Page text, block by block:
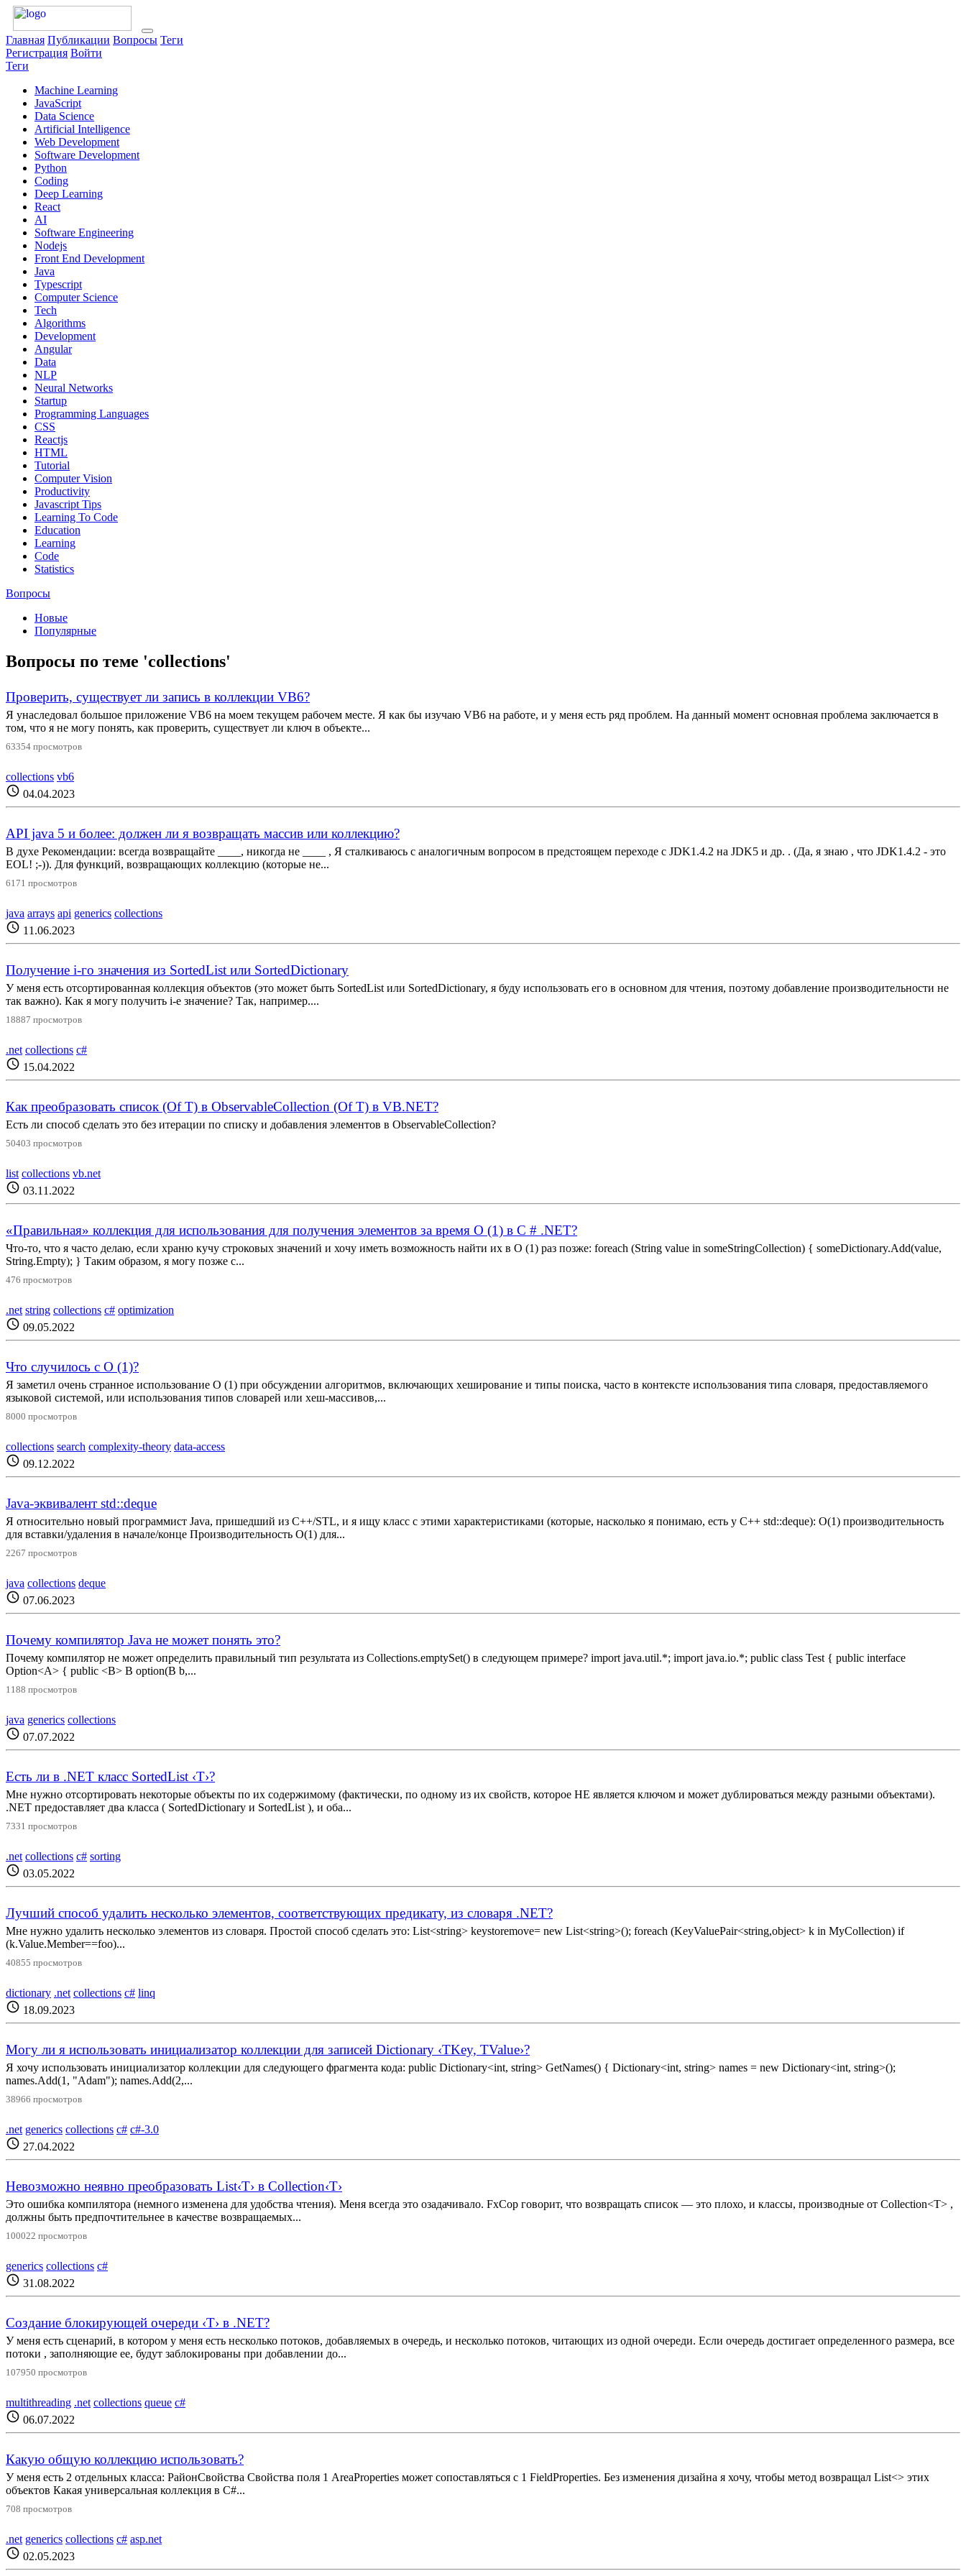
Главная Публикации Вопросы Теги
Регистрация Войти
Теги
Machine Learning
JavaScript
Data Science
Artificial Intelligence
Web Development
Software Development
Python
Coding
Deep Learning
React
AI
Software Engineering
Nodejs
Front End Development
Java
Typescript
Computer Science
Tech
Algorithms
Development
Angular
Data
NLP
Neural Networks
Startup
Programming Languages
CSS
Reactjs
HTML
Tutorial
Computer Vision
Productivity
Javascript Tips
Learning To Code
Education
Learning
Code
Statistics
Вопросы
Новые
Популярные
Вопросы по теме 'collections'
Проверить, существует ли запись в коллекции VB6?
Я унаследовал большое приложение VB6 на моем текущем рабочем месте. Я как бы изучаю VB6 на работе, и у меня есть ряд проблем. На данный момент основная проблема заключается в
том, что я не могу понять, как проверить, существует ли ключ в объекте...
63354 просмотров
collections vb6
schedule 04.04.2023
API java 5 и более: должен ли я возвращать массив или коллекцию?
В духе Рекомендации: всегда возвращайте ____, никогда не ____ , Я сталкиваюсь с аналогичным вопросом в предстоящем переходе с JDK1.4.2 на JDK5 и др. . (Да, я знаю , что JDK1.4.2 - это
EOL! ;-)). Для функций, возвращающих коллекцию (которые не...
6171 просмотров
java arrays api generics collections
schedule 11.06.2023
Получение i-го значения из SortedList или SortedDictionary
У меня есть отсортированная коллекция объектов (это может быть SortedList или SortedDictionary, я буду использовать его в основном для чтения, поэтому добавление производительности не
так важно). Как я могу получить i-е значение? Так, например....
18887 просмотров
.net collections c#
schedule 15.04.2022
Как преобразовать список (Of T) в ObservableCollection (Of T) в VB.NET?
Есть ли способ сделать это без итерации по списку и добавления элементов в ObservableCollection?
50403 просмотров
list collections vb.net
schedule 03.11.2022
«Правильная» коллекция для использования для получения элементов за время O (1) в C # .NET?
Что-то, что я часто делаю, если храню кучу строковых значений и хочу иметь возможность найти их в O (1) раз позже: foreach (String value in someStringCollection) { someDictionary.Add(value,
String.Empty); } Таким образом, я могу позже с...
476 просмотров
.net string collections c# optimization
schedule 09.05.2022
Что случилось с O (1)?
Я заметил очень странное использование O (1) при обсуждении алгоритмов, включающих хеширование и типы поиска, часто в контексте использования типа словаря, предоставляемого
языковой системой, или использования типов словарей или хеш-массивов,...
8000 просмотров
collections search complexity-theory data-access
schedule 09.12.2022
Java-эквивалент std::deque
Я относительно новый программист Java, пришедший из С++/STL, и я ищу класс с этими характеристиками (которые, насколько я понимаю, есть у С++ std::deque): O(1) производительность
для вставки/удаления в начале/конце Производительность O(1) для...
2267 просмотров
java collections deque
schedule 07.06.2023
Почему компилятор Java не может понять это?
Почему компилятор не может определить правильный тип результата из Collections.emptySet() в следующем примере? import java.util.*; import java.io.*; public class Test { public interface
Option<A> { public <B> B option(B b,...
1188 просмотров
java generics collections
schedule 07.07.2022
Есть ли в .NET класс SortedList ‹T›?
Мне нужно отсортировать некоторые объекты по их содержимому (фактически, по одному из их свойств, которое НЕ является ключом и может дублироваться между разными объектами).
.NET предоставляет два класса ( SortedDictionary и SortedList ), и оба...
7331 просмотров
.net collections c# sorting
schedule 03.05.2022
Лучший способ удалить несколько элементов, соответствующих предикату, из словаря .NET?
Мне нужно удалить несколько элементов из словаря. Простой способ сделать это: List<string> keystoremove= new List<string>(); foreach (KeyValuePair<string,object> k in MyCollection) if
(k.Value.Member==foo)...
40855 просмотров
dictionary .net collections c# linq
schedule 18.09.2023
Могу ли я использовать инициализатор коллекции для записей Dictionary ‹TKey, TValue›?
Я хочу использовать инициализатор коллекции для следующего фрагмента кода: public Dictionary<int, string> GetNames() { Dictionary<int, string> names = new Dictionary<int, string>();
names.Add(1, "Adam"); names.Add(2,...
38966 просмотров
.net generics collections c# c#-3.0
schedule 27.04.2022
Невозможно неявно преобразовать List‹T› в Collection‹T›
Это ошибка компилятора (немного изменена для удобства чтения). Меня всегда это озадачивало. FxCop говорит, что возвращать список — это плохо, и классы, производные от Collection<T> ,
должны быть предпочтительнее в качестве возвращаемых...
100022 просмотров
generics collections c#
schedule 31.08.2022
Создание блокирующей очереди ‹T› в .NET?
У меня есть сценарий, в котором у меня есть несколько потоков, добавляемых в очередь, и несколько потоков, читающих из одной очереди. Если очередь достигает определенного размера, все
потоки , заполняющие ее, будут заблокированы при добавлении до...
107950 просмотров
multithreading .net collections queue c#
schedule 06.07.2022
Какую общую коллекцию использовать?
У меня есть 2 отдельных класса: РайонСвойства Свойства поля 1 AreaProperties может сопоставляться с 1 FieldProperties. Без изменения дизайна я хочу, чтобы метод возвращал List<> этих
объектов Какая универсальная коллекция в C#...
708 просмотров
.net generics collections c# asp.net
schedule 02.05.2023